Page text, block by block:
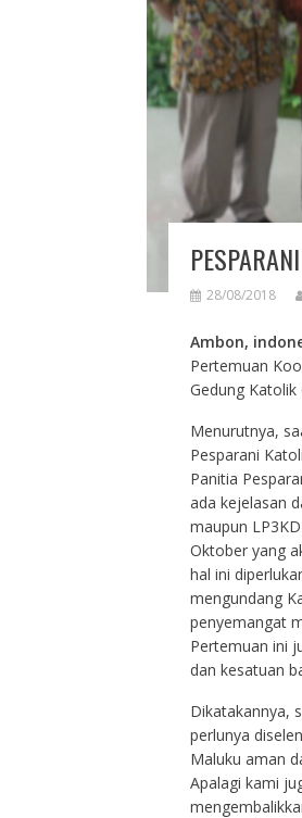
28/08/2018
Ambon,
Pertemuan
Gedung
Menurutnya,
Pesparani
Panitia
ada kejelasan
maupun
Oktober yang
hal ini
mengundang
penyemangat
Pertemuan ini
dan kesatuan
Dikatakannya,
perlunya
Maluku aman
Apalagi kami